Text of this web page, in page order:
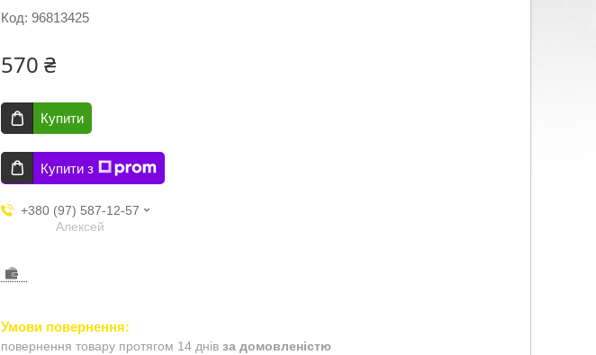
Код: 96813425
570 ₴
Купити
Купити з
+380 (97) 587-12-57
Aлексей
повернення товару протягом 14 днів за домовленістю